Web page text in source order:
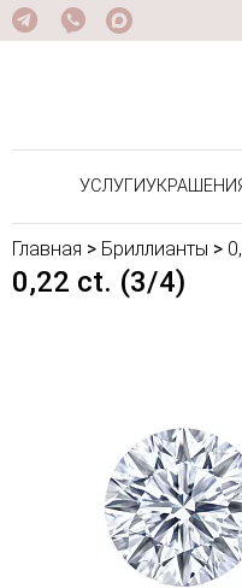
УСЛУГИ
Главная > Бриллианты >
0,22 ct. (3/4)